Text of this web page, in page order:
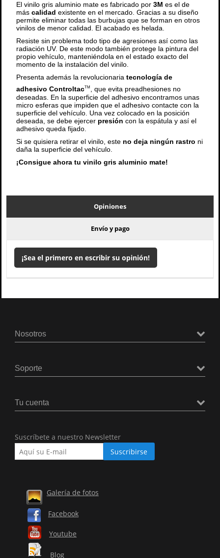
El vinilo gris aluminio mate es fabricado por 3M es el de
más calidad existente en el mercado. Gracias a su diseño
permite eliminar todas las burbujas que se forman en otros
vinilos de menor calidad. El acabado es helada.
Resiste sin problema todo tipo de agresiones así como las
radiación UV. De este modo también protege la pintura del
propio vehículo, manteniéndola en el estado exacto del
momento de la instalación del vinilo.
Presenta además la revolucionaria tecnología de
adhesivo ControltacTM
, que evita preadhesiones no
deseadas. En la superficie del adhesivo encontramos unas
micro esferas que impiden que el adhesivo contacte con la
superficie del vehículo. Una vez colocado en la posición
deseada, se debe ejercer presión con la espátula y así el
adhesivo queda fijado.
Si se quisiera retirar el vinilo, este no deja ningún rastro ni
daña la superficie del vehículo.
¡Consigue ahora tu vinilo gris aluminio mate!
Opiniones
Envío y pago
¡Sea el primero en escribir su opinión!
Nosotros
Soporte
Tu cuenta
Suscríbete a nuestro Newsletter
Galería de fotos
Facebook
Youtube
Blog